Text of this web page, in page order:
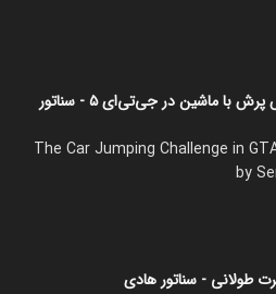
استریم چالش پرش با ماشین در جی‌تی‌ای ۵ - سناتور
The Car Jumping Challenge in
by
طولانی - سناتور هادی